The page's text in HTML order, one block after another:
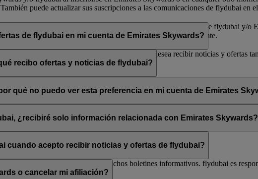
puede actualizar sus suscripciones a las comunicaciones de flydubai en
de baja» que encontrará al final de los correos electrónicos de flydubai y/o
a través de su chat en directo o su centro de atención al cliente.
de flydubai en mi cuenta de Emirates Skywards?
flydubai. Por tanto, tiene la opción de decidir si desea recibir noticias y ofertas
recibo ofertas y noticias de flydubai?
a las noticias y ofertas de Emirates, Emirates Skywards o flydubai.
qué no puedo ver esta preferencia en mi cuenta de Emirates
está asociada con varios números de socio de Emirates Skywards o el nombre
Skywards y actualice sus suscripciones por correo electrónico en
¿recibiré solo información relacionada con Emirates Skywards?
cuando acepto recibir noticias y ofertas de flydubai?
con el fin de enviarle dichos boletines informativos. flydubai es
o cancelar mi afiliación?